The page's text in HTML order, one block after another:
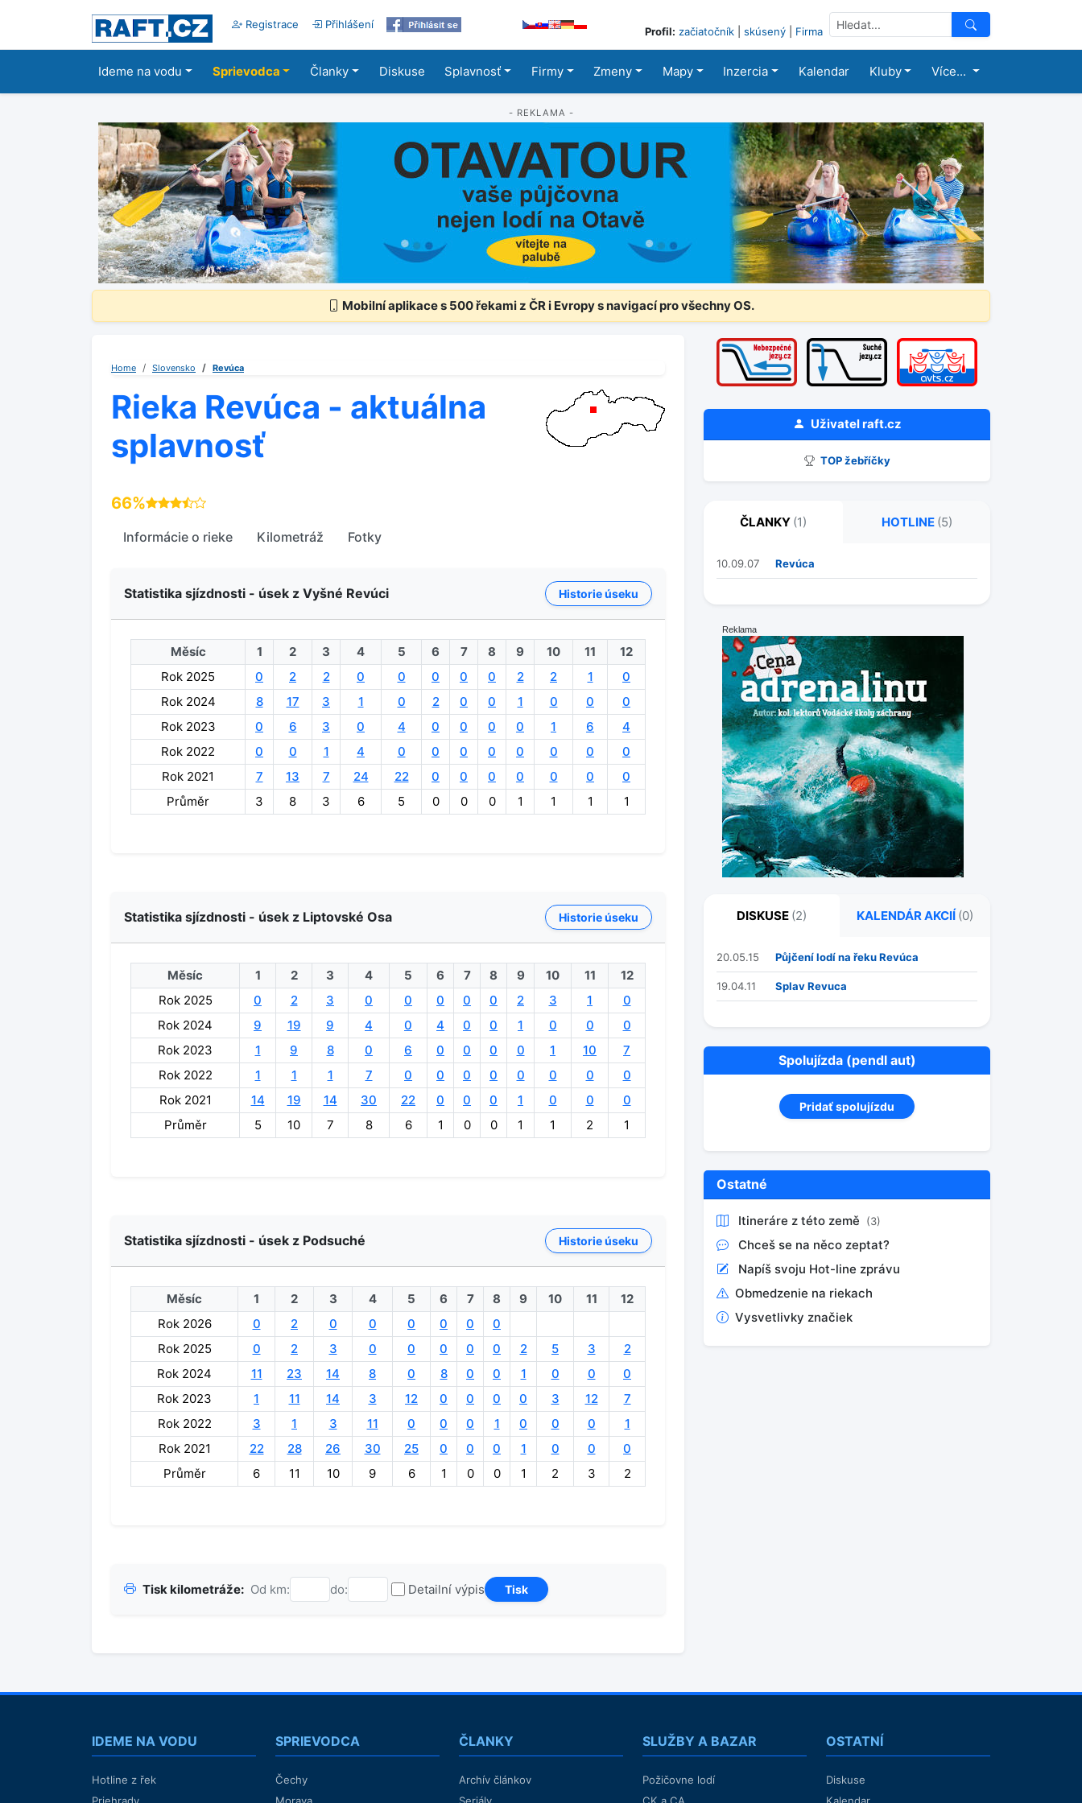
Registrace Přihlášení
Profil: začiatočník skúsený Firma
Ideme na vodu Sprievodca Članky Diskuse Splavnosť Firmy Zmeny Mapy Inzercia Kalendar Kluby Více...
- REKLAMA -
Mobilní aplikace s 500 řekami z ČR i Evropy s navigací pro všechny OS.
Home Slovensko Revúca
Rieka Revúca - aktuálna
splavnosť
66%
Informácie o rieke Kilometráž Fotky
Statistika sjízdnosti - úsek z Vyšné Revúci Historie úseku
Měsíc 1 2 3 4 5 6 7 8 9 10 11
12
Rok 2025
0 2 2 0 0 0 0 0 2 2 1
0
Rok 2024
8 17 3 1 0 2 0 0 1 0 0
0
Rok 2023
0 6 3 0 4 0 0 0 0 1 6
4
Rok 2022
0 0 1 4 0 0 0 0 0 0 0
0
Rok 2021
7 13 7 24 22 0 0 0 0 0 0
0
Průměr
3 8 3 6 5 0 0 0 1 1 1 1
Statistika sjízdnosti - úsek z Liptovské Osa Historie úseku
Měsíc 1 2 3 4 5 6 7 8 9 10 11
12
Rok 2025
0 2 3 0 0 0 0 0 2 3 1
0
Rok 2024
9 19 9 4 0 4 0 0 1 0 0
0
Rok 2023
1 9 8 0 6 0 0 0 0 1 10
7
Rok 2022
1 1 1 7 0 0 0 0 0 0 0
0
Rok 2021
14 19 14 30 22 0 0 0 1 0 0
0
Průměr
5 10 7 8 6 1 0 0 1 1 2 1
Statistika sjízdnosti - úsek z Podsuché Historie úseku
Měsíc 1 2 3 4 5 6 7 8 9 10 11
12
Rok 2026
0 2 0 0 0 0 0
0
Rok 2025
0 2 3 0 0 0 0 0 2 5 3
2
Rok 2024
11 23 14 8 0 8 0 0 1 0 0
0
Rok 2023
1 11 14 3 12 0 0 0 0 3 12
7
Rok 2022
3 1 3 11 0 0 0 1 0 0 0
1
Rok 2021
22 28 26 30 25 0 0 0 1 0 0
0
Průměr
6 11 10 9 6 1 0 0 1 2 3 2
Tisk kilometráže: Od km: do: Detailní výpis
Uživatelraft.cz
TOP žebříčky
ČLANKY (1) HOTLINE (5)
10.09.07 Revúca
Reklama
DISKUSE (2) KALENDÁR AKCIÍ (0)
20.05.15 Půjčení lodí na řeku Revúca
19.04.11 Splav Revuca
Spolujízda (pendl aut)
Pridať spolujízdu
Ostatné
Itineráre z této země (3)
Chceš se na něco zeptat?
Napíš svoju Hot-line zprávu
Obmedzenie na riekach
Vysvetlivky značiek
IDEME NA VODU
Hotline z řek
SPRIEVODCA
Čechy
ČLANKY
Archív článkov
SLUŽBY A BAZAR
Požičovne lodí
OSTATNÍ
Diskuse